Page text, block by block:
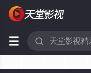
 